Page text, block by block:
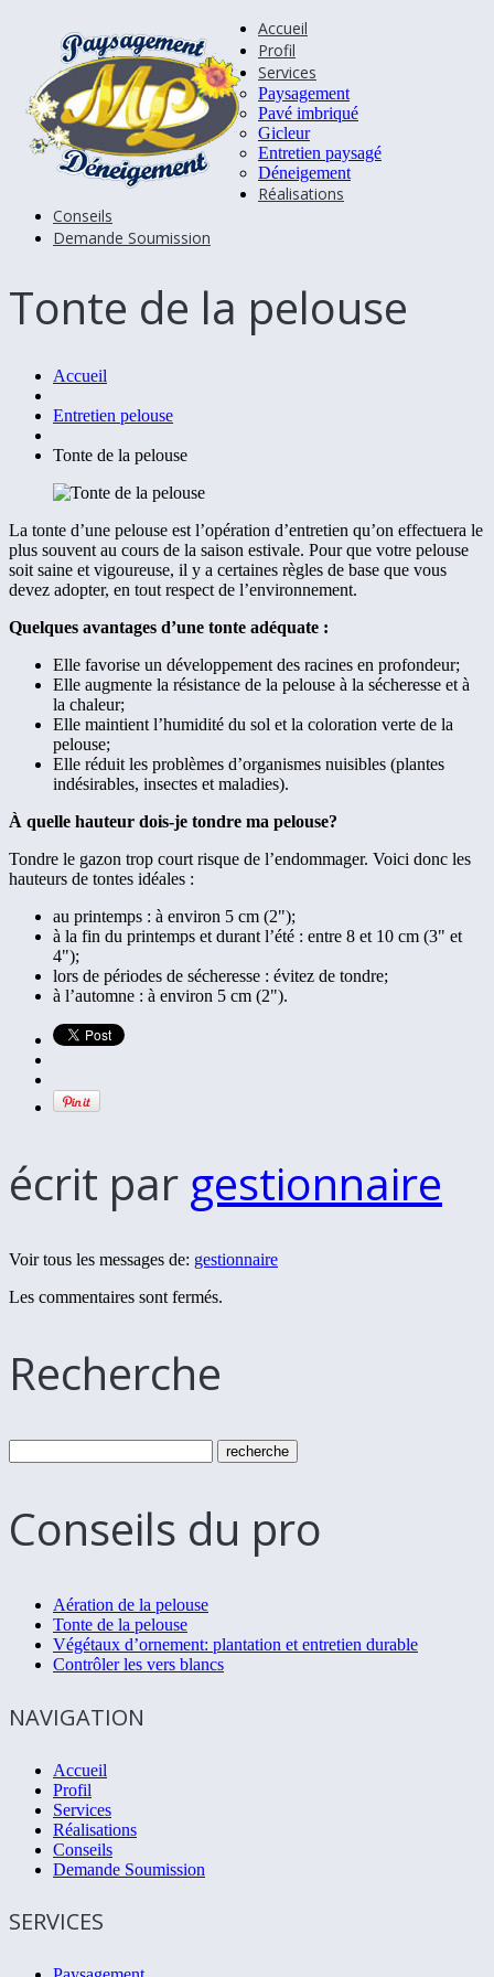
Accueil
Profil
Services
Paysagement
Pavé imbriqué
Gicleur
Entretien paysagé
Déneigement
Réalisations
Conseils
Demande Soumission
Tonte de la pelouse
Accueil
Entretien pelouse
Tonte de la pelouse
La tonte d’une pelouse est l’opération d’entretien qu’on effectuera le
plus souvent au cours de la saison estivale. Pour que votre pelouse
soit saine et vigoureuse, il y a certaines règles de base que vous
devez adopter, en tout respect de l’environnement.
Quelques avantages d’une tonte adéquate :
Elle favorise un développement des racines en profondeur;
Elle augmente la résistance de la pelouse à la sécheresse et à
la chaleur;
Elle maintient l’humidité du sol et la coloration verte de la
pelouse;
Elle réduit les problèmes d’organismes nuisibles (plantes
indésirables, insectes et maladies).
À quelle hauteur dois-je tondre ma pelouse?
Tondre le gazon trop court risque de l’endommager. Voici donc les
hauteurs de tontes idéales :
au printemps : à environ 5 cm (2");
à la fin du printemps et durant l’été : entre 8 et 10 cm (3" et
4");
lors de périodes de sécheresse : évitez de tondre;
à l’automne : à environ 5 cm (2").
écrit par gestionnaire
Voir tous les messages de: gestionnaire
Les commentaires sont fermés.
Recherche
Conseils du pro
Aération de la pelouse
Tonte de la pelouse
Végétaux d’ornement: plantation et entretien durable
Contrôler les vers blancs
NAVIGATION
Accueil
Profil
Services
Réalisations
Conseils
Demande Soumission
SERVICES